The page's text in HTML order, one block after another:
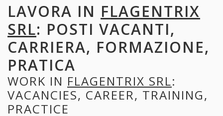
LAVORA IN FLAGENTRIX
SRL: POSTI VACANTI,
CARRIERA, FORMAZIONE,
PRATICA
WORK IN FLAGENTRIX SRL:
VACANCIES, CAREER, TRAINING,
PRACTICE